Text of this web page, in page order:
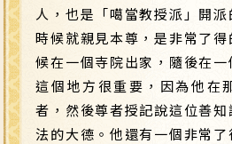
人，也是「噶當教授派」開
時候就親見本尊，是非常了
候在一個寺院出家，隨後在一
這個地方很重要，因為他在
者，然後尊者授記說這位善
法的大德。他還有一個非常